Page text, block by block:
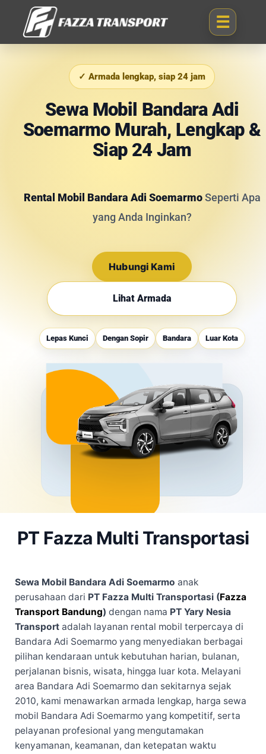
✓ Armada lengkap, siap 24 jam
Sewa Mobil Bandara Adi
Soemarmo Murah, Lengkap &
Siap 24 Jam
Rental Mobil Bandara Adi SoemarmoSeperti Apa
yang Anda Inginkan?
Hubungi Kami
Lihat Armada
Lepas Kunci Dengan Sopir Bandara Luar Kota
PT Fazza Multi Transportasi
Sewa Mobil Bandara Adi Soemarmo anak
perusahaan dari PT Fazza Multi Transportasi (Fazza
Transport Bandung) dengan nama PT Yary Nesia
Transport adalah layanan rental mobil terpercaya di
Bandara Adi Soemarmo yang menyediakan berbagai
pilihan kendaraan untuk kebutuhan harian, bulanan,
perjalanan bisnis, wisata, hingga luar kota. Melayani
area Bandara Adi Soemarmo dan sekitarnya sejak
2010, kami menawarkan armada lengkap, harga sewa
mobil Bandara Adi Soemarmo yang kompetitif, serta
pelayanan profesional yang mengutamakan
kenyamanan, keamanan, dan ketepatan waktu